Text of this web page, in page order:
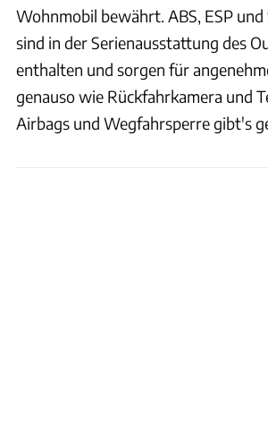
Wohnmobil bewährt. ABS, ESP
sind in der Serienausstattung des
enthalten und sorgen für
genauso wie Rückfahrkamera und
Airbags und Wegfahrsperre gibt's